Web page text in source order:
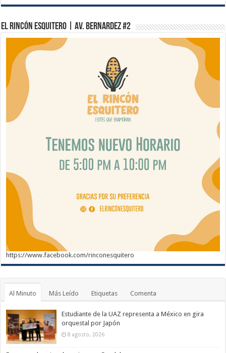
El Rincón Esquitero | Av. Bernardez #2
https://www.facebook.com/rinconesquitero
Al Minuto Más Leído Etiquetas Comenta
Estudiante de la UAZ representa a México en gira
orquestal por Japón
8 agosto, 2026